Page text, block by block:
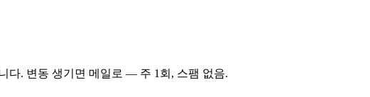
다. 변동 생기면 메일로 — 주 1회, 스팸 없음.